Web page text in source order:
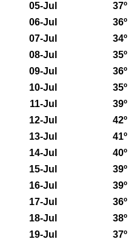
05-Jul
37º
06-Jul
36º
07-Jul
34º
08-Jul
35º
09-Jul
36º
10-Jul
35º
11-Jul
39º
12-Jul
42º
13-Jul
41º
14-Jul
40º
15-Jul
39º
16-Jul
39º
17-Jul
36º
18-Jul
38º
19-Jul
37º